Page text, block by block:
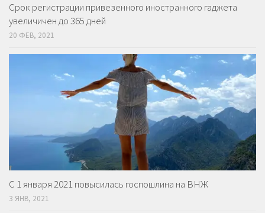
Срок регистрации привезенного иностранного гаджета
увеличичен до 365 дней
20 ФЕВ, 2021
С 1 января 2021 повысилась госпошлина на ВНЖ
3 ЯНВ, 2021